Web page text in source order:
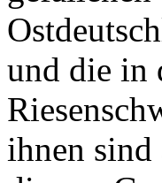
und die in
ihnen sind